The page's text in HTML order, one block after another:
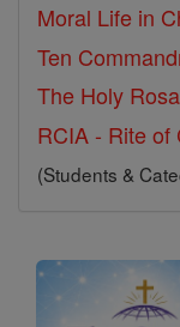
Moral Life in
Ten
The Holy
RCIA - Rite of
(Students &